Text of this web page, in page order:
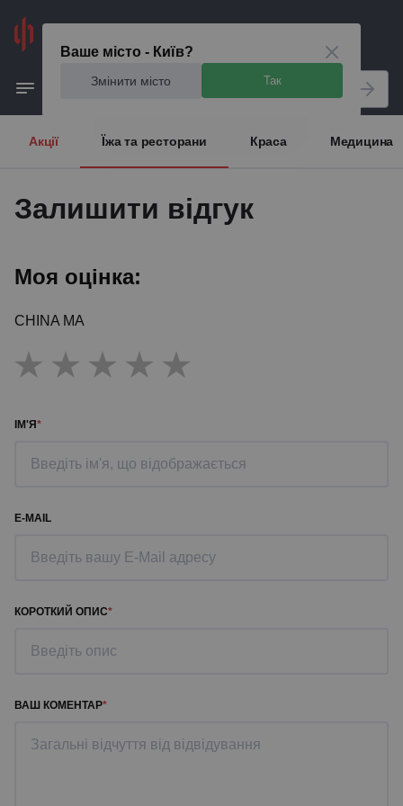
Ваше місто - Київ?
Змінити місто Так
Акції Їжа та ресторани Краса Медицина
Залишити відгук
Моя оцінка:
CHINA MA
ІМ'Я
E-MAIL
КОРОТКИЙ ОПИС
ВАШ КОМЕНТАР